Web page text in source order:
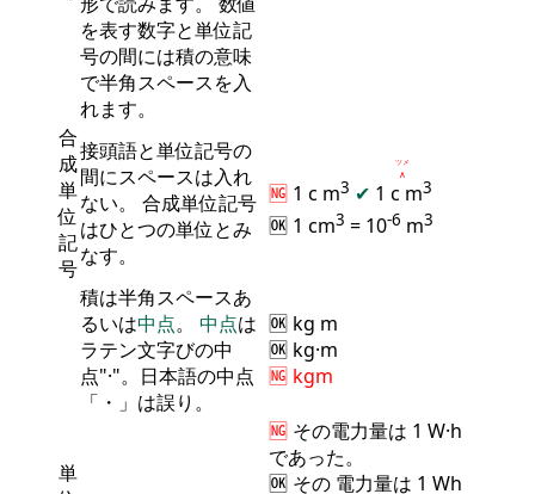
を表す数字と単位記
号の間には積の意味
で半角スペースを入
れます。
合
成
単
位
記
号
接頭語と単位記号の
間にスペースは入れ
ない。 合成単位記号
はひとつの単位とみ
なす。
🆖 1 c m3 ✔ 1 c
∧
ツメ
m3
🆗 1 cm3 = 10-6 m3
単
積は半角スペースあ
るいは中点。 中点は
ラテン文字びの中
点"·"。日本語の中点
「・」は誤り。
🆗 kg m
🆗 kg·m
🆖 kgm
🆖 その電力量は 1 W·h
であった。
🆗 その 電力量は 1 Wh